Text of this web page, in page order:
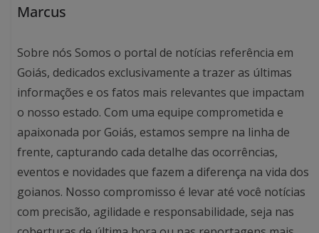
Marcus
Sobre nós Somos o portal de notícias referência em
Goiás, dedicados exclusivamente a trazer as últimas
informações e os fatos mais relevantes que impactam
o nosso estado. Com uma equipe comprometida e
apaixonada por Goiás, estamos sempre na linha de
frente, capturando cada detalhe das ocorrências,
eventos e novidades que fazem a diferença na vida dos
goianos. Nosso compromisso é levar até você notícias
com precisão, agilidade e responsabilidade, seja nas